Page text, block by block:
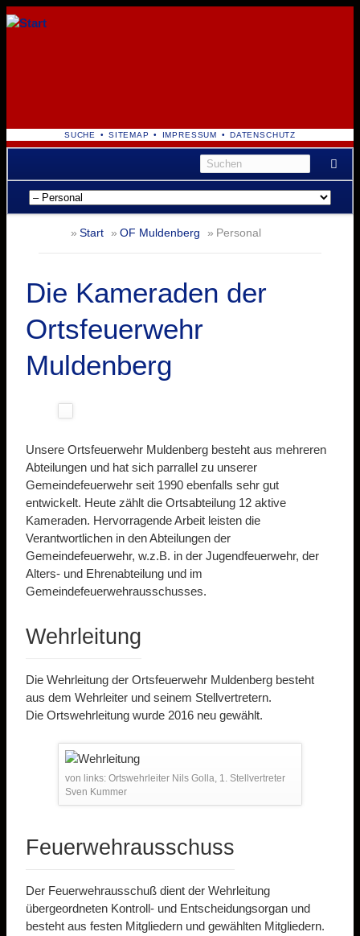
NAVIGATION
ÜBERSPRINGEN
SUCHE SITEMAP IMPRESSUM DATENSCHUTZ
Navigation
überspringen
Start OF Muldenberg Personal
Die Kameraden der
Ortsfeuerwehr
Muldenberg
Unsere Ortsfeuerwehr Muldenberg besteht aus mehreren
Abteilungen und hat sich parrallel zu unserer
Gemeindefeuerwehr seit 1990 ebenfalls sehr gut
entwickelt. Heute zählt die Ortsabteilung 12 aktive
Kameraden. Hervorragende Arbeit leisten die
Verantwortlichen in den Abteilungen der
Gemeindefeuerwehr, w.z.B. in der Jugendfeuerwehr, der
Alters- und Ehrenabteilung und im
Gemeindefeuerwehrausschusses.
Wehrleitung
Die Wehrleitung der Ortsfeuerwehr Muldenberg besteht
aus dem Wehrleiter und seinem Stellvertretern.
Die Ortswehrleitung wurde 2016 neu gewählt.
von links: Ortswehrleiter Nils Golla, 1. Stellvertreter
Sven Kummer
Feuerwehrausschuss
Der Feuerwehrausschuß dient der Wehrleitung
übergeordneten Kontroll- und Entscheidungsorgan und
besteht aus festen Mitgliedern und gewählten Mitgliedern.